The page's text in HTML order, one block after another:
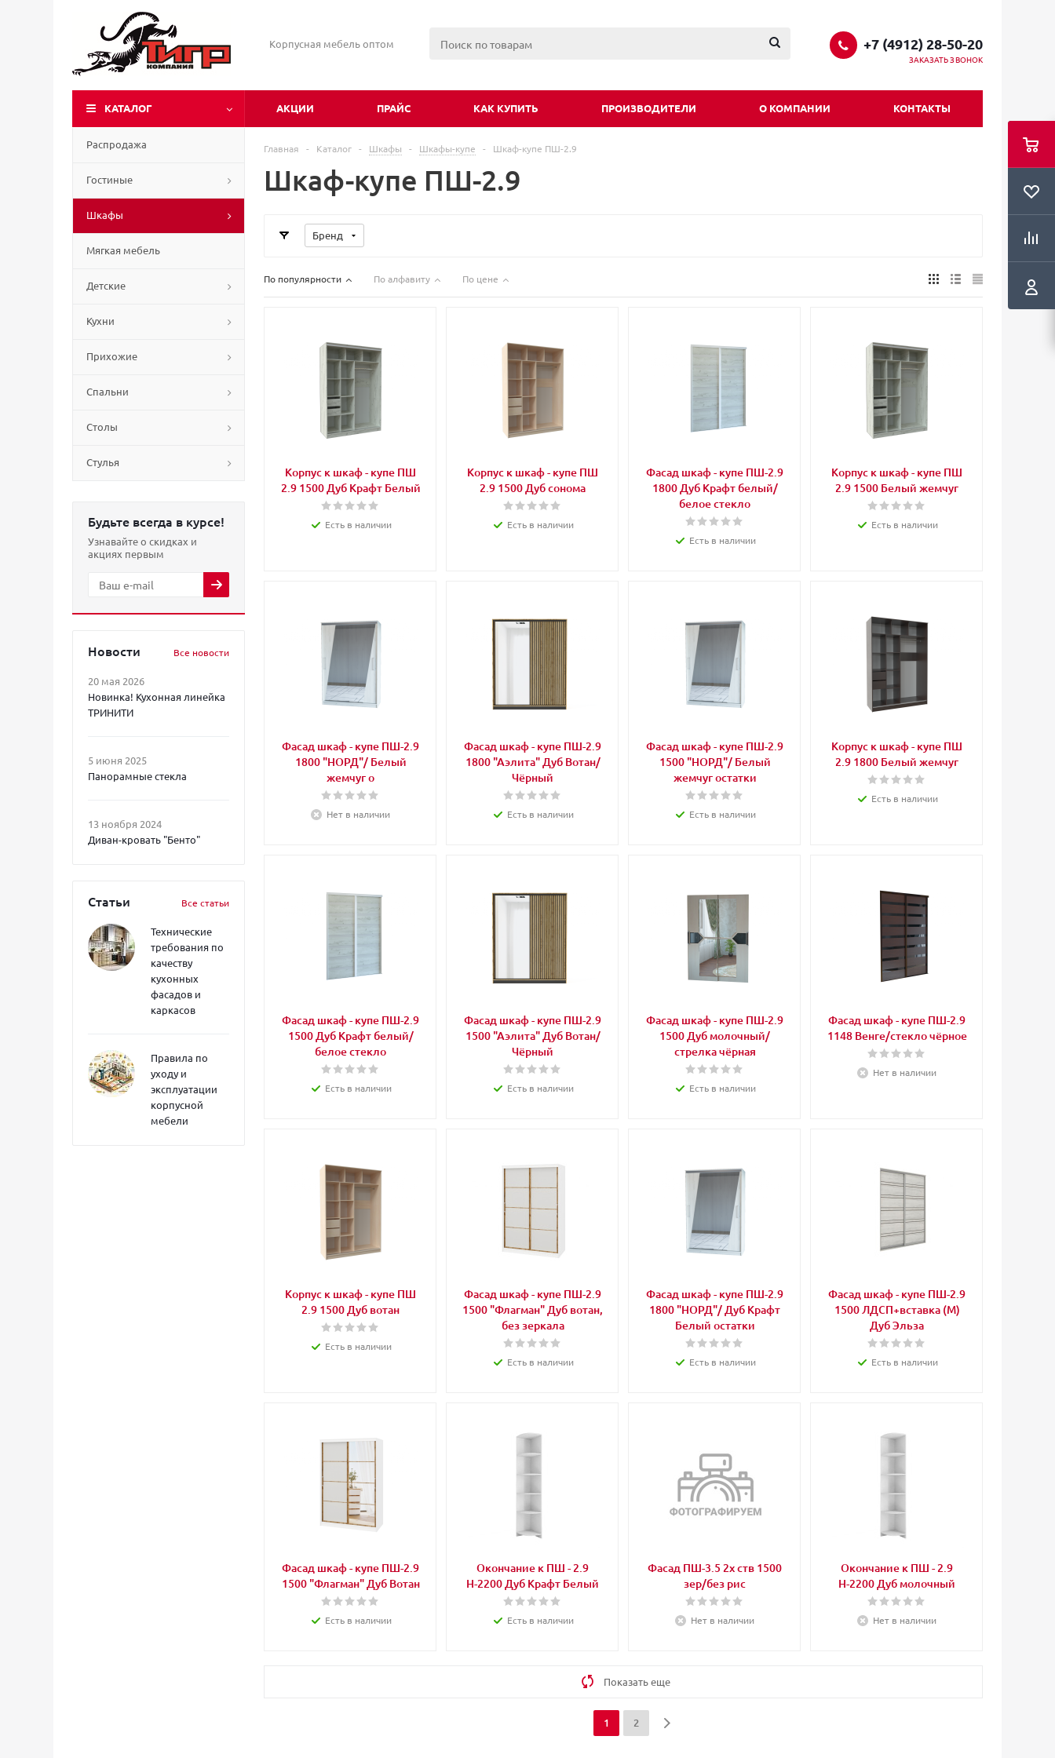
Корпусная мебель оптом +7 (4912) 28-50-20
ЗАКАЗАТЬ ЗВОНОК
КАТАЛОГ АКЦИИ ПРАЙС КАК КУПИТЬ ПРОИЗВОДИТЕЛИ О КОМПАНИИ КОНТАКТЫ
Распродажа
Гостиные
Шкафы
Мягкая мебель
Детские
Кухни
Прихожие
Спальни
Столы
Стулья
Будьте всегда в курсе!
Узнавайте о скидках и
акциях первым
Новости Все новости
20 мая 2026
Новинка! Кухонная линейка
ТРИНИТИ
5 июня 2025
Панорамные стекла
13 ноября 2024
Диван-кровать "Бенто"
Статьи Все статьи
Технические
требования по
качеству
кухонных
фасадов и
каркасов
Правила по
уходу и
эксплуатации
корпусной
мебели
Главная - Каталог - Шкафы - Шкафы-купе - Шкаф-купе ПШ-2.9
Шкаф-купе ПШ-2.9
Бренд
По популярности По алфавиту По цене
Корпус к шкаф - купе ПШ
2.9 1500 Дуб Крафт Белый
Есть в наличии
Корпус к шкаф - купе ПШ
2.9 1500 Дуб сонома
Есть в наличии
Фасад шкаф - купе ПШ-2.9
1800 Дуб Крафт белый/
белое стекло
Есть в наличии
Корпус к шкаф - купе ПШ
2.9 1500 Белый жемчуг
Есть в наличии
Фасад шкаф - купе ПШ-2.9
1800 "НОРД"/ Белый
жемчуг о
Нет в наличии
Фасад шкаф - купе ПШ-2.9
1800 "Аэлита" Дуб Вотан/
Чёрный
Есть в наличии
Фасад шкаф - купе ПШ-2.9
1500 "НОРД"/ Белый
жемчуг остатки
Есть в наличии
Корпус к шкаф - купе ПШ
2.9 1800 Белый жемчуг
Есть в наличии
Фасад шкаф - купе ПШ-2.9
1500 Дуб Крафт белый/
белое стекло
Есть в наличии
Фасад шкаф - купе ПШ-2.9
1500 "Аэлита" Дуб Вотан/
Чёрный
Есть в наличии
Фасад шкаф - купе ПШ-2.9
1500 Дуб молочный/
стрелка чёрная
Есть в наличии
Фасад шкаф - купе ПШ-2.9
1148 Венге/стекло чёрное
Нет в наличии
Корпус к шкаф - купе ПШ
2.9 1500 Дуб вотан
Есть в наличии
Фасад шкаф - купе ПШ-2.9
1500 "Флагман" Дуб вотан,
без зеркала
Есть в наличии
Фасад шкаф - купе ПШ-2.9
1800 "НОРД"/ Дуб Крафт
Белый остатки
Есть в наличии
Фасад шкаф - купе ПШ-2.9
1500 ЛДСП+вставка (М)
Дуб Эльза
Есть в наличии
Фасад шкаф - купе ПШ-2.9
1500 "Флагман" Дуб Вотан
Есть в наличии
Окончание к ПШ - 2.9
Н-2200 Дуб Крафт Белый
Есть в наличии
Фасад ПШ-3.5 2х ств 1500
зер/без рис
Нет в наличии
Окончание к ПШ - 2.9
Н-2200 Дуб молочный
Нет в наличии
Показать еще
1 2